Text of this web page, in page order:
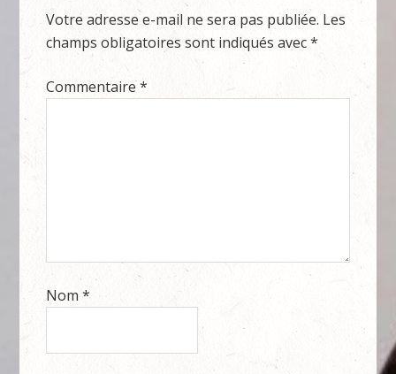
Votre adresse e-mail ne sera pas publiée. Les
champs obligatoires sont indiqués avec*
Commentaire*
Nom*